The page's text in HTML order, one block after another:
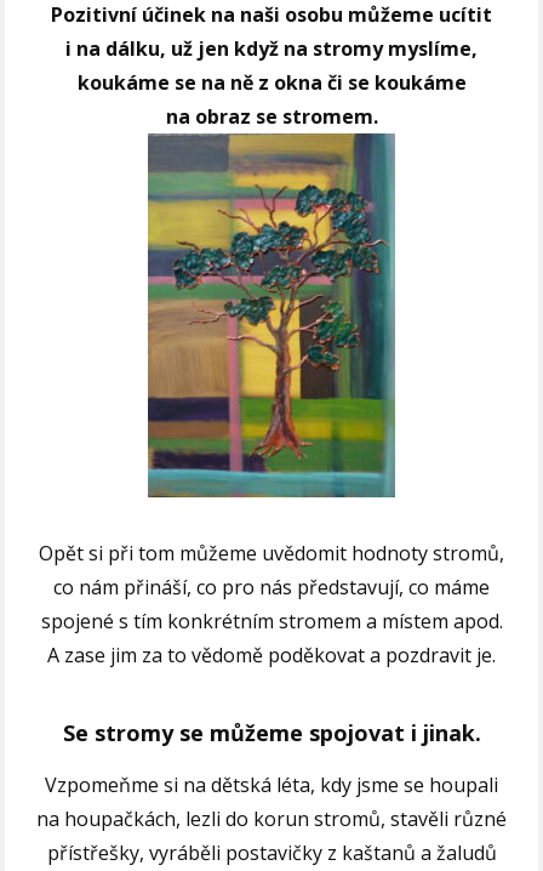
Pozitivní účinek na naši osobu můžeme ucítit
i na dálku, už jen když na stromy myslíme,
koukáme se na ně z okna či se koukáme
na obraz se stromem.
Opět si při tom můžeme uvědomit hodnoty stromů,
co nám přináší, co pro nás představují, co máme
spojené s tím konkrétním stromem a místem apod.
A zase jim za to vědomě poděkovat a pozdravit je.
Se stromy se můžeme spojovat i jinak.
Vzpomeňme si na dětská léta, kdy jsme se houpali
na houpačkách, lezli do korun stromů, stavěli různé
přístřešky, vyráběli postavičky z kaštanů a žaludů